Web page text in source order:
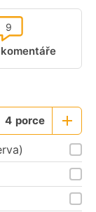
9
4 porce
Větší
porce